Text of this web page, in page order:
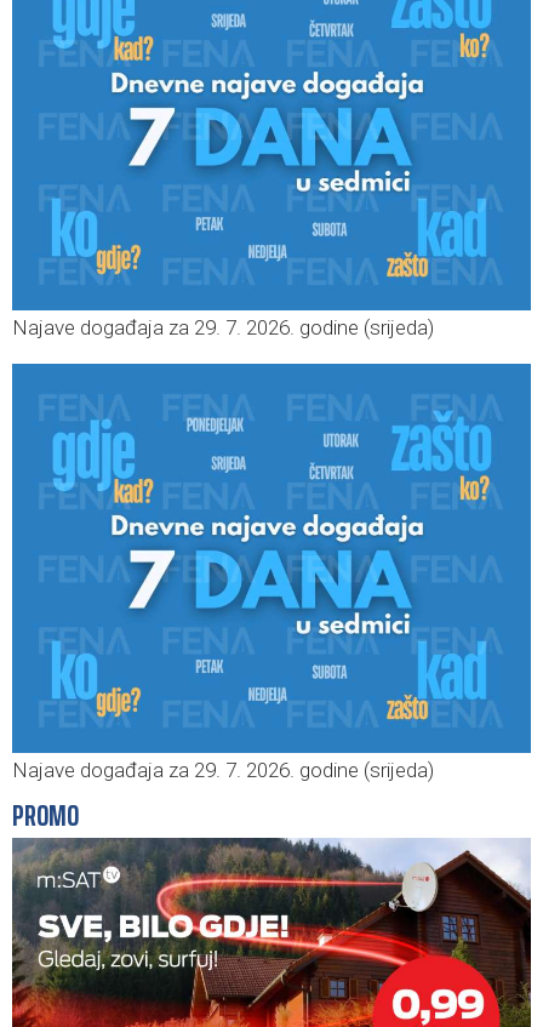
Najave događaja za 29. 7. 2026. godine (srijeda)
Najave događaja za 29. 7. 2026. godine (srijeda)
PROMO